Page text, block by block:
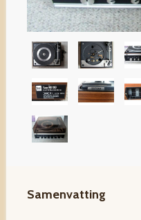
Samenvatting